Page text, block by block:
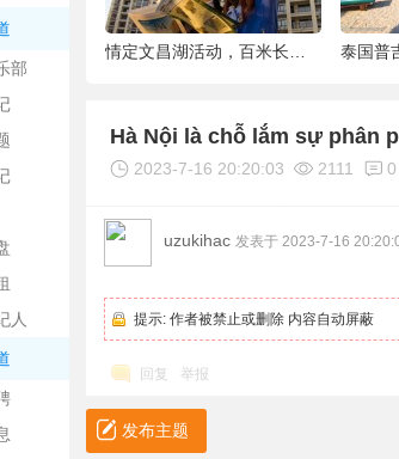
部
人
Hà Nội là chỗ lắm sự phân
2023-7-16 20:20:03 2111 0
uzukihac 发表于 2023-7-16
提示: 作者被禁止或删除 内容自动屏蔽
回复 举报
发布主题